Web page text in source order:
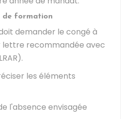
de formation
demander le congé à
lettre recommandée avec
les éléments
l'absence envisagée